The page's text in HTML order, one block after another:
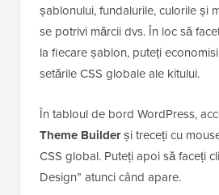
șablonului, fundalurile, culorile și
se potrivi mărcii dvs. În loc să
la fiecare șablon, puteți
setările CSS globale ale kitului.
În tabloul de bord WordPress,
Theme Builderși treceți cu
CSS global. Puteți apoi să faceți
Design” atunci când apare.